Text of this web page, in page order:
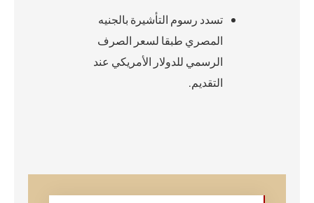
تسدد رسوم التأشيرة بالجنيه
المصري طبقا لسعر الصرف
الرسمي للدولار الأمريكي عند
التقديم.